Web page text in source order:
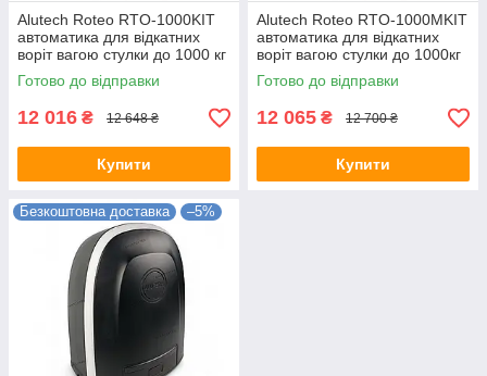
Alutech Roteo RTO-1000KIT
автоматика для відкатних
воріт вагою стулки до 1000 кг
(механічний кінцевик)
Готово до відправки
12 016 ₴ 12 648 ₴
Купити
Alutech Roteo RTO-1000MKIT
автоматика для відкатних
воріт вагою стулки до 1000кг
(магнітний кінцевик)
Готово до відправки
12 065 ₴ 12 700 ₴
Купити
Безкоштовна доставка –5%